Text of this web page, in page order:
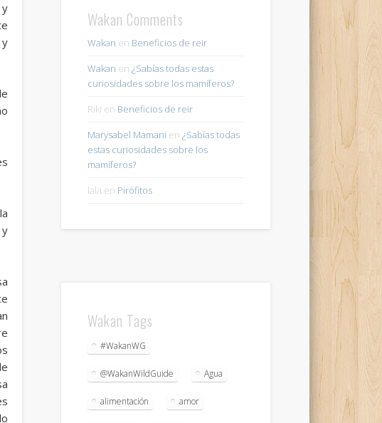
Wakan Comments
Wakan en Beneficios de reir
Wakan en ¿Sabías todas estas
curiosidades sobre los mamíferos?
Riki en Beneficios de reir
Marysabel Mamani en ¿Sabías todas
estas curiosidades sobre los
mamíferos?
lala en Pirófitos
Wakan Tags
#WakanWG
@WakanWildGuide Agua
alimentación amor